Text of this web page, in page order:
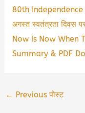
80th
अगस्त स्वतंत्रता दिवस
Now is Now When
Summary & PDF
← Previous पोस्ट